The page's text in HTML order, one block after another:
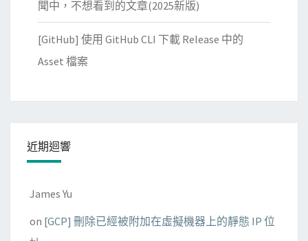
聞中，不想看到的文章(2025新版)
[GitHub] 使用 GitHub CLI 下載 Release 中的
Asset 檔案
近期迴響
James Yu
on [GCP] 刪除已經被附加在虛擬機器上的靜態 IP 位